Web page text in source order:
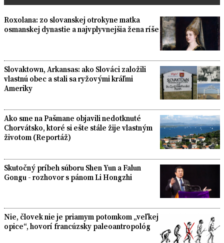
Roxolana: zo slovanskej otrokyne matka
osmanskej dynastie a najvplyvnejšia žena ríše
Slovaktown, Arkansas: ako Slováci založili
vlastnú obec a stali sa ryžovými kráľmi
Ameriky
Ako sme na Pašmane objavili nedotknuté
Chorvátsko, ktoré si ešte stále žije vlastným
životom (Reportáž)
Skutočný príbeh súboru Shen Yun a Falun
Gongu - rozhovor s pánom Li Hongzhi
Nie, človek nie je priamym potomkom „veľkej
opice“, hovorí francúzsky paleoantropológ